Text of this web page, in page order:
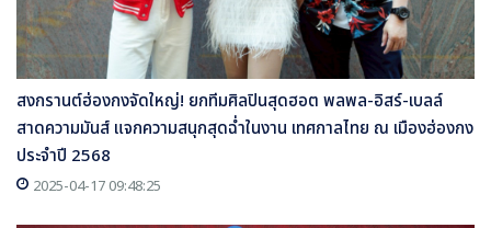
สงกรานต์ฮ่องกงจัดใหญ่! ยกทีมศิลปินสุดฮอต พลพล-อิสร์-เบลล์
สาดความมันส์ แจกความสนุกสุดฉ่ำในงาน เทศกาลไทย ณ เมืองฮ่องกง
ประจำปี 2568
2025-04-17 09:48:25